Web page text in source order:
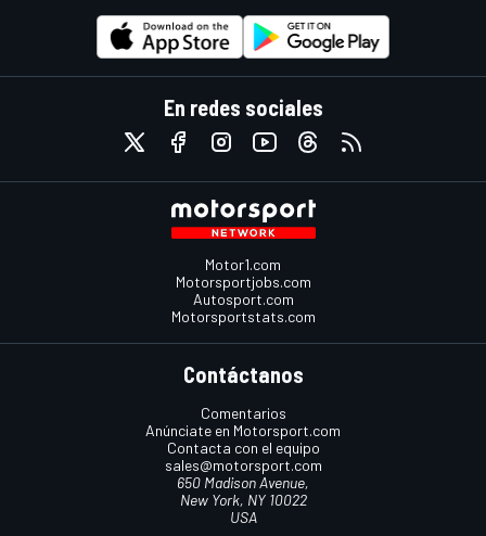
En redes sociales
Motor1.com
Motorsportjobs.com
Autosport.com
Motorsportstats.com
Contáctanos
Comentarios
Anúnciate en Motorsport.com
Contacta con el equipo
sales@motorsport.com
650 Madison Avenue,
New York, NY 10022
USA